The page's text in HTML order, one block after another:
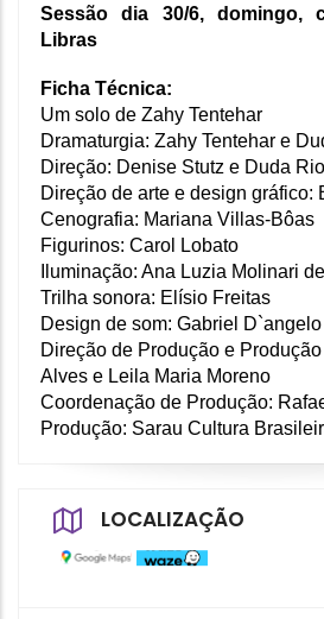
Sessão dia 30/6, domingo,
Libras
Ficha Técnica:
Um solo de Zahy Tentehar
Dramaturgia: Zahy Tentehar e
Direção: Denise Stutz e Duda
Direção de arte e design gráfico:
Cenografia: Mariana Villas-Bôas
Figurinos: Carol Lobato
Iluminação: Ana Luzia Molinari
Trilha sonora: Elísio Freitas
Design de som: Gabriel D`angelo
Direção de Produção e
Alves e Leila Maria Moreno
Coordenação de Produção:
Produção: Sarau Cultura
LOCALIZAÇÃO